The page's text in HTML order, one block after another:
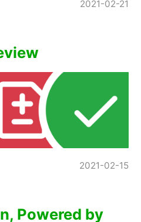
2021-02-21
2021-02-15
Powered by